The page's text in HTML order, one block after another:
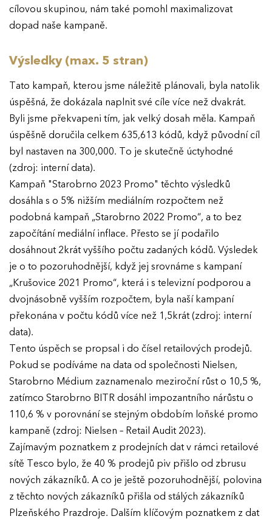
EFFIE 2026
O EFFIE
AKTUALITY
VÝSLEDKY
Ročník 2025
Ročník 2024
Ročník 2022
Ročník 2021
Ročník 2020
Ročník 2018
Ročník 2017
GALERIE
KONTAKTY
cílovou skupinou, nám také pomohl maximalizovat
dopad naše kampaně.
Výsledky (max. 5 stran)
Tato kampaň, kterou jsme náležitě plánovali, byla natolik
úspěšná, že dokázala naplnit své cíle více než dvakrát.
Byli jsme překvapeni tím, jak velký dosah měla. Kampaň
úspěšně doručila celkem 635,613 kódů, když původní cíl
byl nastaven na 300,000. To je skutečně úctyhodné
(zdroj: interní data).
Kampaň "Starobrno 2023 Promo" těchto výsledků
dosáhla s o 5% nižším mediálním rozpočtem než
podobná kampaň „Starobrno 2022 Promo“, a to bez
započítání mediální inflace. Přesto se jí podařilo
dosáhnout 2krát vyššího počtu zadaných kódů. Výsledek
je o to pozoruhodnější, když jej srovnáme s kampaní
„Krušovice 2021 Promo“, která i s televizní podporou a
dvojnásobně vyšším rozpočtem, byla naší kampaní
překonána v počtu kódů více než 1,5krát (zdroj: interní
data).
Tento úspěch se propsal i do čísel retailových prodejů.
Pokud se podíváme na data od společnosti Nielsen,
Starobrno Médium zaznamenalo meziroční růst o 10,5 %,
zatímco Starobrno BITR dosáhl impozantního nárůstu o
110,6 % v porovnání se stejným obdobím loňské promo
kampaně (zdroj: Nielsen – Retail Audit 2023).
Zajímavým poznatkem z prodejních dat v rámci retailové
sítě Tesco bylo, že 40 % prodejů piv přišlo od zbrusu
nových zákazníků. A co je ještě pozoruhodnější, polovina
z těchto nových zákazníků přišla od stálých zákazníků
Plzeňského Prazdroje. Dalším klíčovým poznatkem z dat